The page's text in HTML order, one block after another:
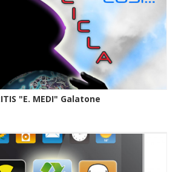
"E. MEDI" Galatone